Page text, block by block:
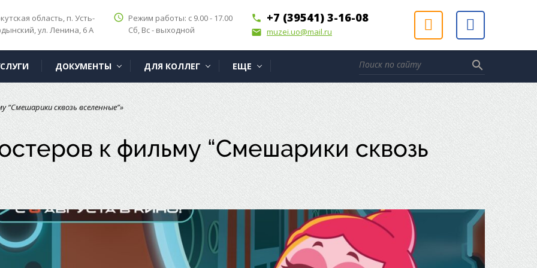
область, п. Усть-
ул. Ленина, 6 А
access_time Режим работы: с 9.00 - 17.00
Сб, Вс - выходной
phone +7 (39541) 3-16-08
email muzei.uo@mail.ru
ДОКУМЕНТЫ ДЛЯ КОЛЛЕГ
ЕЩЕ
search
“Смешарики сквозь вселенные”»
к фильму “Смешарики сквозь